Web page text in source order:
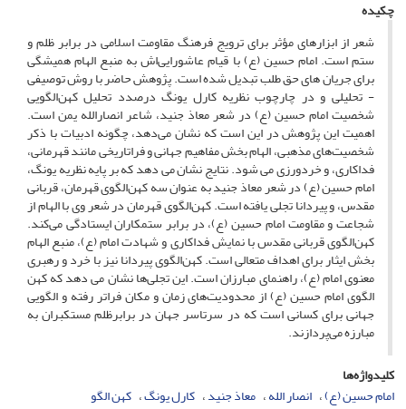
چکیده
شعر از ابزارهای مؤثر برای ترویج فرهنگ مقاومت اسلامی در برابر ظلم و
ستم است. امام حسین (ع) با قیام عاشورایی‌اش به منبع الهام همیشگی
برای جریان های حق طلب تبدیل شده است. پژوهش حاضر با روش توصیفی
- تحلیلی و در چارچوب نظریه کارل یونگ درصدد تحلیل کهن‌الگویی
شخصیت امام حسین (ع) در شعر معاذ جنید، شاعر انصارالله یمن است.
اهمیت این پژوهش در این است که نشان می‌دهد، چگونه ادبیات با ذکر
شخصیت‌های مذهبی، الهام بخش مفاهیم جهانی و فراتاریخی مانند قهرمانی،
فداکاری، و خردورزی می شود. نتایج نشان می دهد که بر پایه نظریه یونگ،
امام حسین (ع) در شعر معاذ جنید به ‌عنوان سه کهن‌الگوی قهرمان، قربانی
مقدس، و پیردانا تجلی یافته است. کهن‌الگوی قهرمان در شعر وی با الهام از
شجاعت و مقاومت امام حسین (ع)، در برابر ستمکاران ایستادگی می‌کند.
کهن‌الگوی قربانی مقدس با نمایش فداکاری و شهادت امام (ع)، منبع الهام
بخش ایثار برای اهداف متعالی است. کهن‌الگوی پیردانا نیز با خرد و رهبری
معنوی امام (ع)، راهنمای مبارزان است. این تجلی‌ها نشان‌ می دهد که کهن
الگوی امام حسین (ع) از محدودیت‌های زمان و مکان فراتر رفته و الگویی
جهانی برای کسانی است که در سرتاسر جهان در برابرظلم مستکبران به
مبارزه می‌پردازند.
کلیدواژه‌ها
امام حسین (ع) انصار الله معاذ جنید کارل یونگ کهن الگو